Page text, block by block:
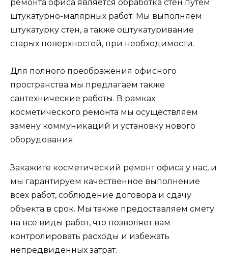
ремонта офиса является обработка стен путем
штукатурно-малярных работ. Мы выполняем
штукатурку стен, а также оштукатуривание
старых поверхностей, при необходимости.
Для полного преображения офисного
пространства мы предлагаем также
сантехнические работы. В рамках
косметического ремонта мы осуществляем
замену коммуникаций и установку нового
оборудования.
Закажите косметический ремонт офиса у нас, и
мы гарантируем качественное выполнение
всех работ, соблюдение договора и сдачу
объекта в срок. Мы также предоставляем смету
на все виды работ, что позволяет вам
контролировать расходы и избежать
непредвиденных затрат.